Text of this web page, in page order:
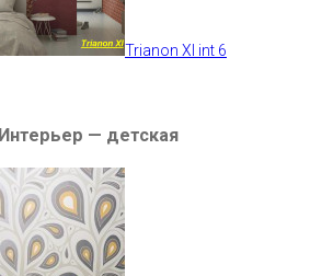
Trianon XI int 6
Интерьер — детская